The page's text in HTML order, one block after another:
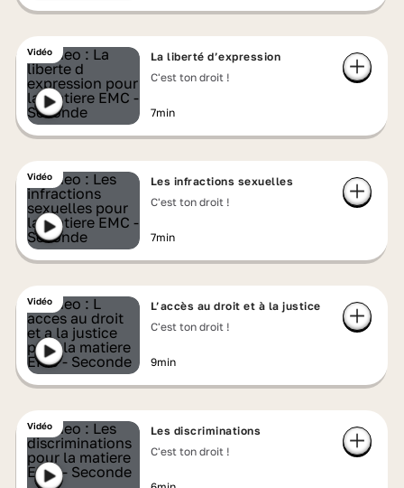
Vidéo
La liberté d’expression
C'est ton droit !
7min
Vidéo
Les infractions sexuelles
C'est ton droit !
7min
Vidéo
L’accès au droit et à la justice
C'est ton droit !
9min
Vidéo
Les discriminations
C'est ton droit !